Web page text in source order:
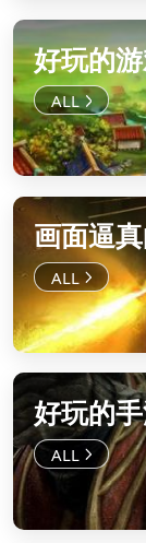
好玩的
画面逼
好玩的